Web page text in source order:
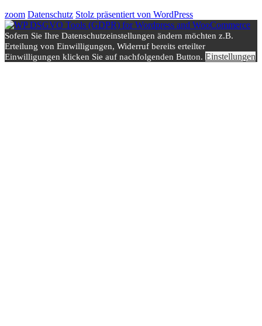
zoom Datenschutz Stolz präsentiert von WordPress
Sofern Sie Ihre Datenschutzeinstellungen ändern möchten z.B.
Erteilung von Einwilligungen, Widerruf bereits erteilter
Einwilligungen klicken Sie auf nachfolgenden Button. Einstellungen